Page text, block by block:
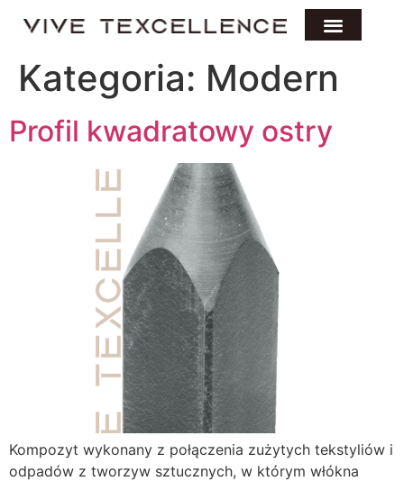
Kategoria: Modern
Profil kwadratowy ostry
Kompozyt wykonany z połączenia zużytych tekstyliów i
odpadów z tworzyw sztucznych, w którym włókna